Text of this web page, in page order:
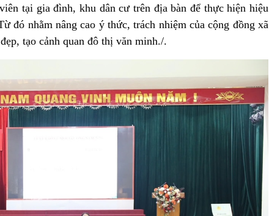
tại gia đình, khu dân cư trên địa bàn để thực hiện hiệu
đó nhằm nâng cao ý thức, trách nhiệm của cộng đồng xã
tạo cảnh quan đô thị văn minh./.